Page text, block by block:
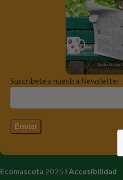
Suscríbete a nuestra Newsletter
Ecomascota 2025 I Accesibilidad